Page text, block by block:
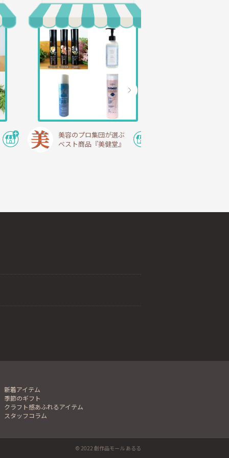
美容のプロ集団が選ぶ
ベスト商品『美健堂』
新着アイテム
季節のギフト
クラフト感あふれるアイテム
スタッフコラム
© 2022 創作品モール あるる